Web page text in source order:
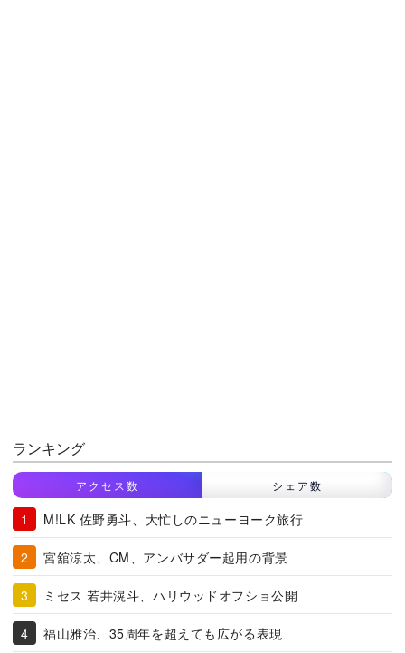
ランキング
アクセス数 シェア数
M!LK 佐野勇斗、大忙しのニューヨーク旅行
宮舘涼太、CM、アンバサダー起用の背景
ミセス 若井滉斗、ハリウッドオフショ公開
福山雅治、35周年を超えても広がる表現